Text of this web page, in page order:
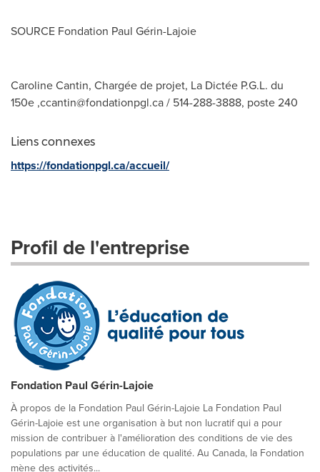
SOURCE Fondation Paul Gérin-Lajoie
Caroline Cantin, Chargée de projet, La Dictée P.G.L. du
150e ,ccantin@fondationpgl.ca/ 514-288-3888, poste 240
Liens connexes
https://fondationpgl.ca/accueil/
Profil de l'entreprise
Fondation Paul Gérin-Lajoie
À propos de la Fondation Paul Gérin-Lajoie La Fondation Paul
Gérin-Lajoie est une organisation à but non lucratif qui a pour
mission de contribuer à l'amélioration des conditions de vie des
populations par une éducation de qualité. Au Canada, la Fondation
mène des activités...